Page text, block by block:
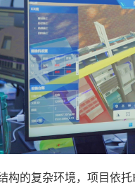
构的复杂环境，项目依